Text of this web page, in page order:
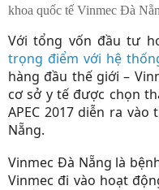
khoa quốc tế Vinmec Đà
Với tổng vốn đầu tư
trọng điểm với hệ
hàng đầu thế giới –
cơ sở y tế được chọn
APEC 2017 diễn ra
Nẵng.
Vinmec Đà Nẵng là
Vinmec đi vào hoạt